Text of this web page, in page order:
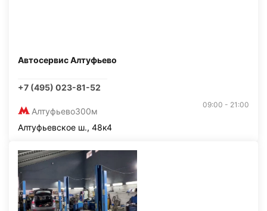
Автосервис Алтуфьево
+7 (495) 023-81-52
Алтуфьево300м
09:00 - 21:00
Алтуфьевское ш., 48к4